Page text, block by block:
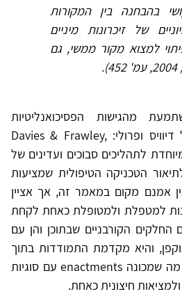
בהבחנה בין המקורות
של זיכרונות מיניים
למצוא מקור ממשי, גם
מהגישות הפסיכואנליטיות
העכשוויות (ובראשן זו של דיוויס ופרולי: Davies & Frawley,
לתהליכים סבוכים ועדינים של
הטכניקה הטיפולית שמציעות
אמנם מקום במאמר זה, אך אציין
למטפלת ולמטופלת כאחת לקחת
הקורבניים שבתוכן והן עם
והיא מקדמת התמודדות בתוך
הקשר הטיפולי באמצעות מה שמכונה enactments עם סוגיות
חיצונית כאחת.